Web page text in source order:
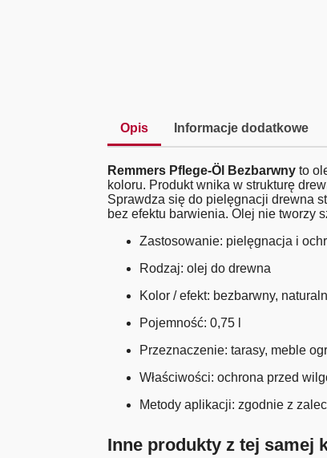
Opis Informacje dodatkowe
Remmers Pflege-Öl Bezbarwny to
koloru. Produkt wnika w strukturę
Sprawdza się do pielęgnacji drewna
bez efektu barwienia. Olej nie tworzy
Zastosowanie: pielęgnacja i
Rodzaj: olej do drewna
Kolor / efekt: bezbarwny,
Pojemność: 0,75 l
Przeznaczenie: tarasy, meble
Właściwości: ochrona przed
Metody aplikacji: zgodnie z
Inne produkty z tej samej